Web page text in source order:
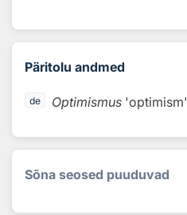
Päritolu andmed
de Optimismus 'optimism'
Sõna seosed puuduvad